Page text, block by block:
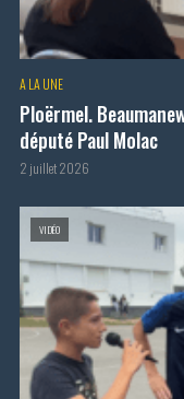
A LA UNE
Ploërmel.
député Paul Molac
2 juillet 2026
VIDÉO